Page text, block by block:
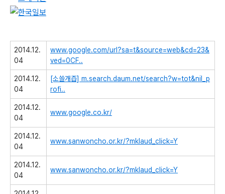
2014.12.
04
www.google.com/url?sa=t&source=web&cd=23&
ved=0CF..
2014.12.
04
[소쓸개즙] m.search.daum.net/search?w=tot&nil_p
rofi..
2014.12.
04
www.google.co.kr/
2014.12.
04
www.sanwoncho.or.kr/?mklaud_click=Y
2014.12.
04
www.sanwoncho.or.kr/?mklaud_click=Y